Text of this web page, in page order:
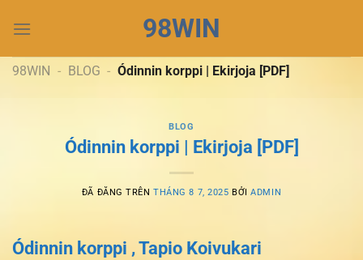
đến
dung
98WIN
98WIN - BLOG - Ódinnin korppi | Ekirjoja [PDF]
BLOG
Ódinnin korppi | Ekirjoja [PDF]
ĐÃ ĐĂNG TRÊNTHÁNG 8 7, 2025 BỞIADMIN
Ódinnin korppi , Tapio Koivukari